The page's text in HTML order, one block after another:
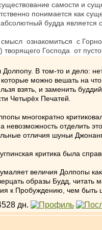
самости и
понимается как
абсолютный будда является
ознакомиться с
творящего Господа от
Долпопу. В том-то и дело:
можно вешать на
взять, и заменить
Четырёх Печатей.
многократно
невозможность отделить
отличия шуньи
критика была
величия Долпопы
образы Будд, читать
к Пробуждению, чем быть